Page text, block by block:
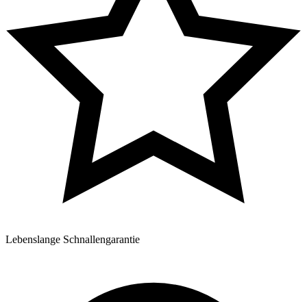
Lebenslange Schnallengarantie